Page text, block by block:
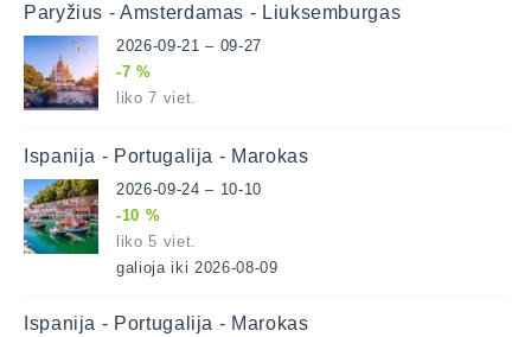
Paryžius - Amsterdamas - Liuksemburgas
2026-09-21 – 09-27
-7 %
liko 7 viet.
Ispanija - Portugalija - Marokas
2026-09-24 – 10-10
-10 %
liko 5 viet.
galioja iki 2026-08-09
Ispanija - Portugalija - Marokas